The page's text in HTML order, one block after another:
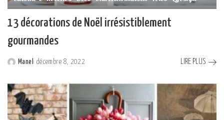
13 décorations de Noël irrésistiblement
gourmandes
Posted
Manel décembre 8, 2022 LIRE PLUS